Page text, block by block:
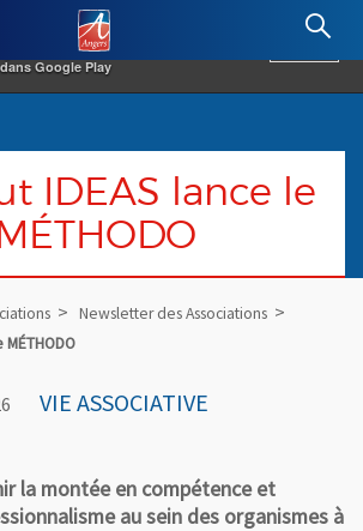
Google Play
Angers.fr : Retour à l'accueil
IDEAS lance le
Newsletter des Associations
MÉTHODO
VIE ASSOCIATIVE
la montée en compétence et
au sein des organismes à